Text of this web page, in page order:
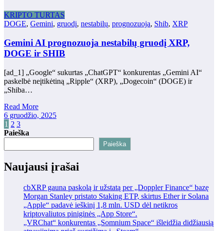
KRIPTO TURTAS
DOGE, Gemini, gruodį, nestabilų, prognozuoja, Shib, XRP
Gemini AI prognozuoja nestabilų gruodį XRP,
DOGE ir SHIB
[ad_1] „Google“ sukurtas „ChatGPT“ konkurentas „Gemini AI“
paskelbė neįtikėtiną „Ripple“ (XRP), „Dogecoin“ (DOGE) ir
„Shiba…
Read More
6 gruodžio, 2025
Įrašų
puslapiavimas
1 2 3
Paieška
Paieška
Naujausi įrašai
cbXRP gauna paskolą ir užstatą per „Doppler Finance“ bazę
Morgan Stanley pristato Staking ETP, skirtus Ether ir Solana
„Apple“ padavė ieškinį 1,8 mln. USD dėl netikros
kriptovaliutos piniginės „App Store“.
„VRChat“ konkurentas „Somnium Space“ išleidžia didžiausią